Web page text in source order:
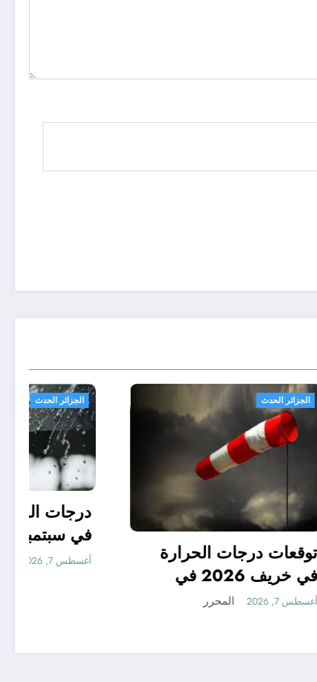
توقعات درجات الحرارة
الجزائر
أغسطس 7, 2026
جدا
في
..
توقعات مناخ خريف 2026